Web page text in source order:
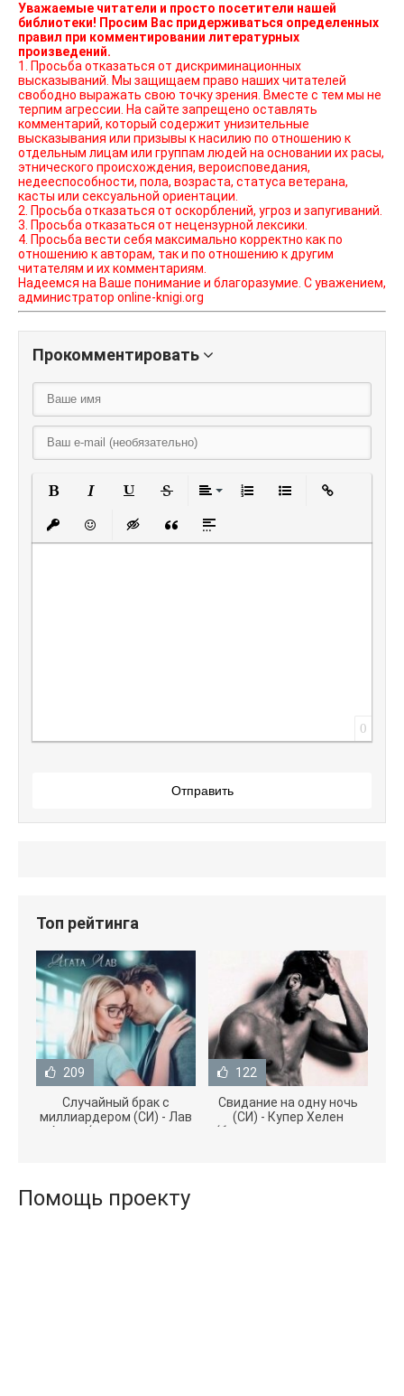
Уважаемые читатели и просто посетители нашей
библиотеки! Просим Вас придерживаться определенных
правил при комментировании литературных
произведений.
1. Просьба отказаться от дискриминационных
высказываний. Мы защищаем право наших читателей
свободно выражать свою точку зрения. Вместе с тем мы не
терпим агрессии. На сайте запрещено оставлять
комментарий, который содержит унизительные
высказывания или призывы к насилию по отношению к
отдельным лицам или группам людей на основании их расы,
этнического происхождения, вероисповедания,
недееспособности, пола, возраста, статуса ветерана,
касты или сексуальной ориентации.
2. Просьба отказаться от оскорблений, угроз и запугиваний.
3. Просьба отказаться от нецензурной лексики.
4. Просьба вести себя максимально корректно как по
отношению к авторам, так и по отношению к другим
читателям и их комментариям.
Надеемся на Ваше понимание и благоразумие. С уважением,
администратор online-knigi.org
Прокомментировать
Вставить защищенную ссылку
Вставить смайлик
Вставка скрытого текста
Вставка цитаты
Вставка спойлера
0
Отправить
Топ рейтинга
209
Случайный брак с
миллиардером (СИ) - Лав
Агата (полная версия
122
Свидание на одну ночь
(СИ) - Купер Хелен
(бесплатные серии книг
Помощь проекту